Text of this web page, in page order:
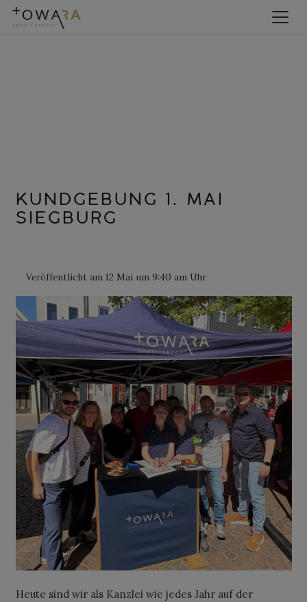
KUNDGEBUNG 1. MAI
SIEGBURG
Veröffentlicht am 12 Mai um 9:40 am Uhr
Heute sind wir als Kanzlei wie jedes Jahr auf der